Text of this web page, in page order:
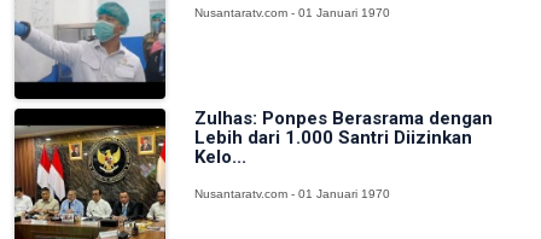
Nusantaratv.com - 01 Januari 1970
Zulhas: Ponpes Berasrama dengan
Lebih dari 1.000 Santri Diizinkan
Kelo...
Nusantaratv.com - 01 Januari 1970